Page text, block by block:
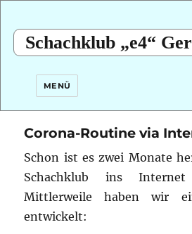
Schachklub „e4“
MENÜ
Corona-Routine via
Schon ist es zwei Monate
Schachklub ins
Mittlerweile haben wir
entwickelt: